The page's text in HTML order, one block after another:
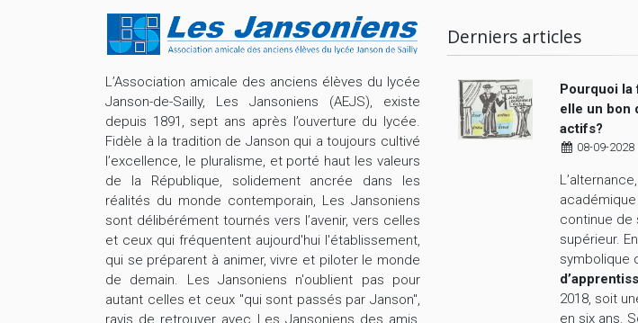
L’Association amicale des anciens élèves du lycée
Janson-de-Sailly, Les Jansoniens (AEJS), existe
depuis 1891, sept ans après l’ouverture du lycée.
Fidèle à la tradition de Janson qui a toujours cultivé
l’excellence, le pluralisme, et porté haut les valeurs
de la République, solidement ancrée dans les
réalités du monde contemporain, Les Jansoniens
sont délibérément tournés vers l’avenir, vers celles
et ceux qui fréquentent aujourd'hui l'établissement,
qui se préparent à animer, vivre et piloter le monde
de demain. Les Jansoniens n'oublient pas pour
autant celles et ceux "qui sont passés par Janson",
ravis de retrouver avec Les Jansoniens des amis,
Derniers articles
Pourquoi la
elle un bon
actifs?
08-09-2028
continue de
supérieur.
symbolique
2018, soit
en six ans.